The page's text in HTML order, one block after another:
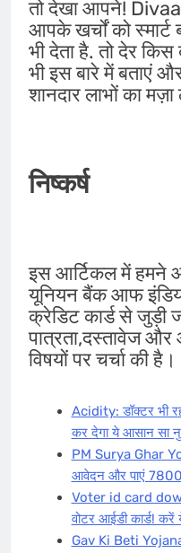
तो देखा आपने! Divaa
आपके खर्चों को स्मार्ट
भी देता है. तो देर
भी इस बारे में बताएं
शानदार लाभों का मज़ा
निष्कर्ष
इस आर्टिकल में हमने
यूनियन बैंक आफ इंडिया
क्रेडिट कार्ड से जुड़ी
पात्रता,दस्तावेज
विषयों पर चर्चा की है।
Acidity: डॉक्टर भी
कर देगा ये आसान सा
PM Surya Ghar
आवेदन और पाएं
Voter id card
वोटर आईडी कार्ड!
Gav Ki Beti Yojana